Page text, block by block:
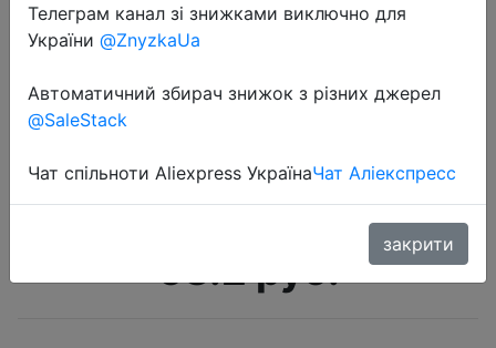
2022-08-08
UV400 для девочек и мальчиков,
милые Мультяшные ретро
медведем, с защитой о…
68.2 руб.
Телеграм канал зі знижками виключно для
України @ZnyzkaUa
Автоматичний збирач знижок з різних джерел
@SaleStack
Чат спільноти Aliexpress УкраїнаЧат Аліекспресс
закрити